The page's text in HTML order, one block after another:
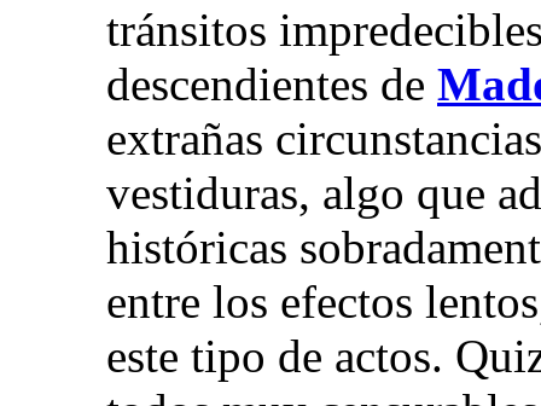
tránsitos
descendientes de
extrañas
vestiduras, algo que
históricas
entre los efectos
este tipo de actos.